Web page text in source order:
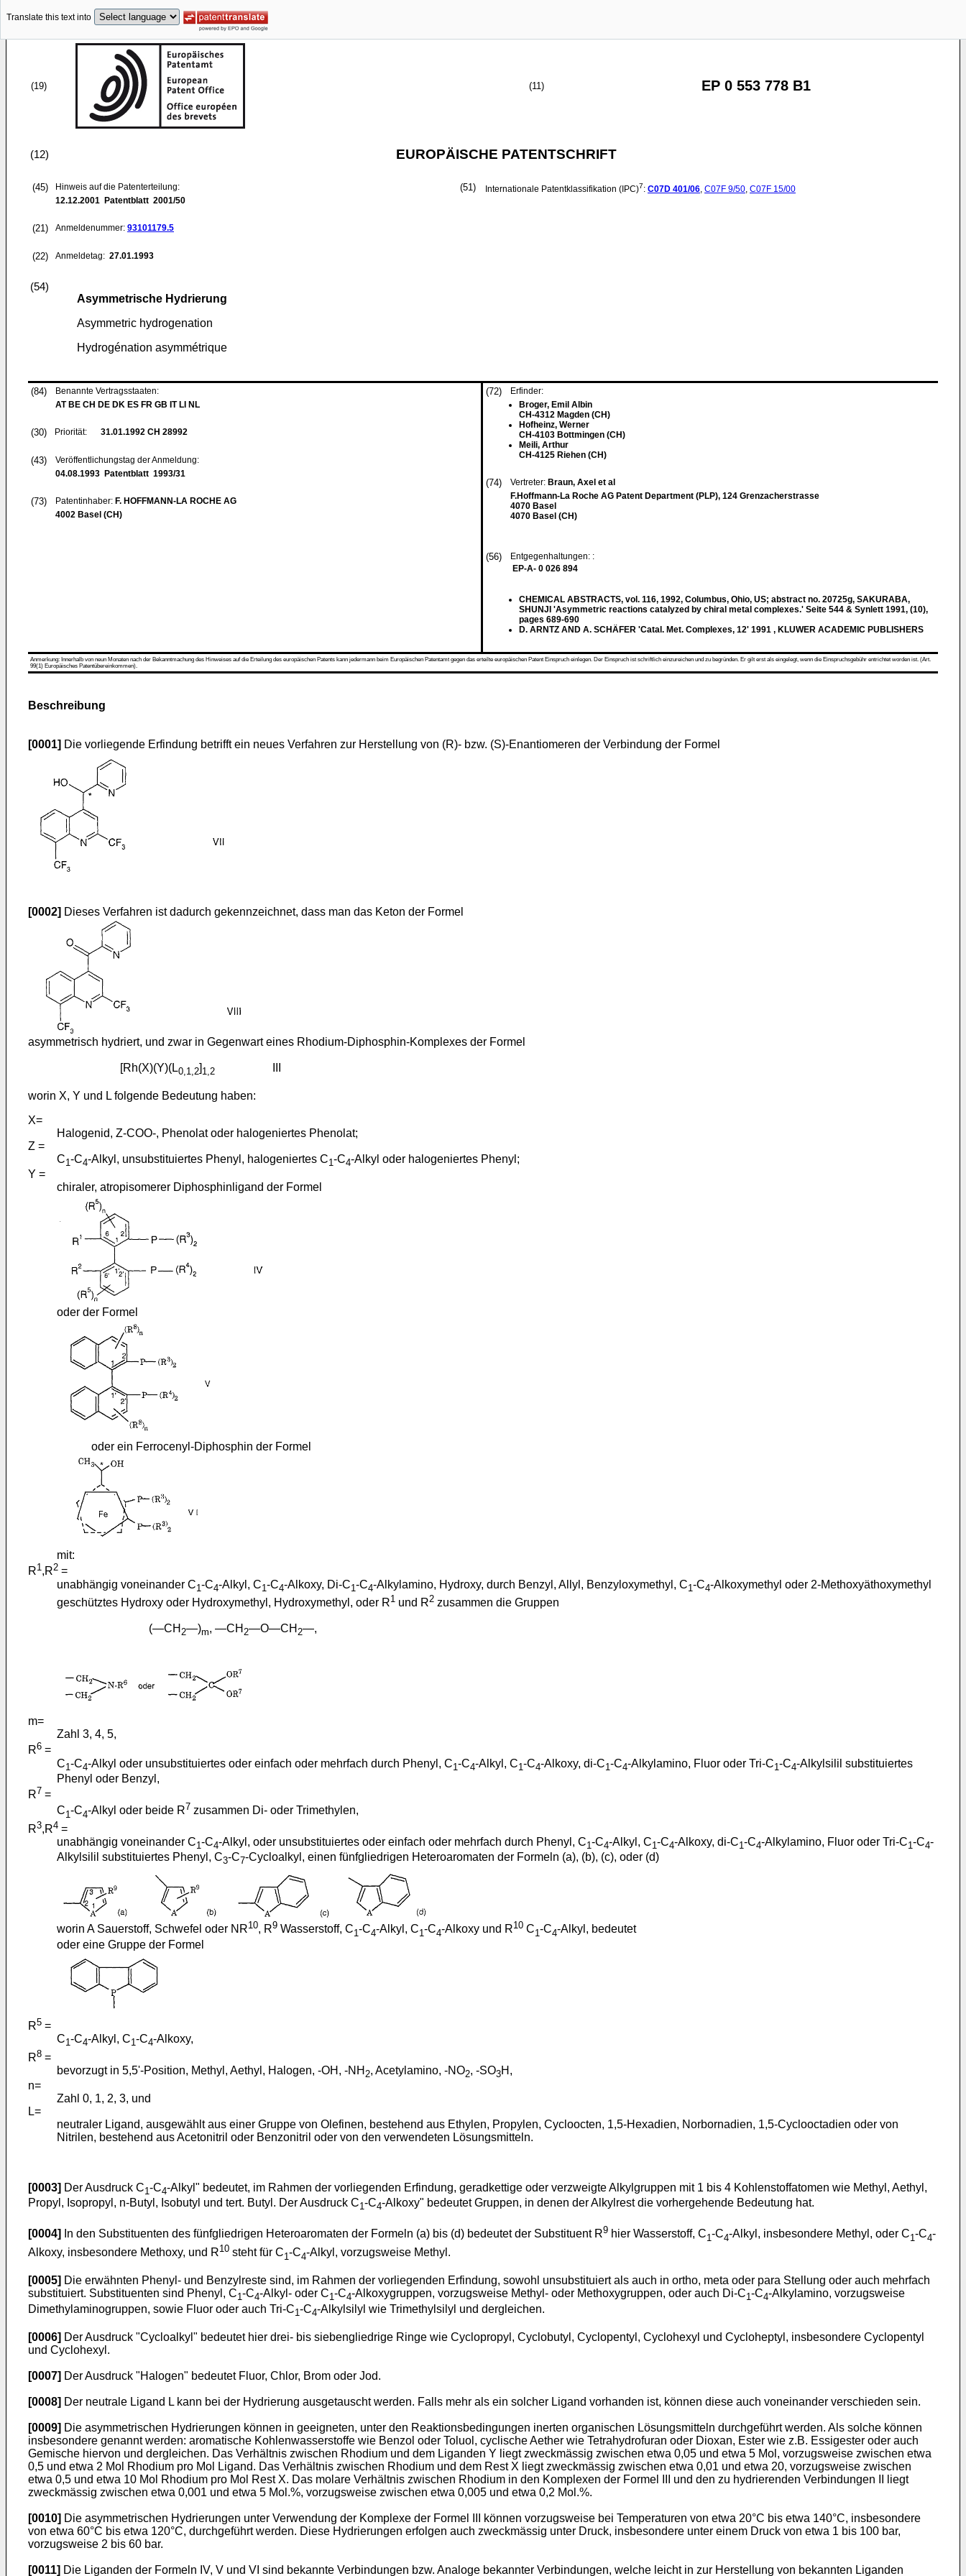
Translate this text into
(19) (11) EP 0 553 778 B1
(12) EUROPÄISCHE PATENTSCHRIFT
(45)
Hinweis auf die Patenterteilung:
12.12.2001 Patentblatt 2001/50
(21) Anmeldenummer: 93101179.5
(22) Anmeldetag: 27.01.1993
(51) Internationale Patentklassifikation (IPC)7: C07D 401/06, C07F 9/50, C07F 15/00
(54)
Asymmetrische Hydrierung
Asymmetric hydrogenation
Hydrogénation asymmétrique
(84)
Benannte Vertragsstaaten:
AT BE CH DE DK ES FR GB IT LI NL
(30) Priorität: 31.01.1992 CH 28992
(43)
Veröffentlichungstag der Anmeldung:
04.08.1993 Patentblatt 1993/31
(73) Patentinhaber: F. HOFFMANN-LA ROCHE AG
4002 Basel (CH)
(72)
Erfinder:
Broger, Emil Albin
CH-4312 Magden (CH)
Hofheinz, Werner
CH-4103 Bottmingen (CH)
Meili, Arthur
CH-4125 Riehen (CH)
(74) Vertreter: Braun, Axel et al
F.Hoffmann-La Roche AG Patent Department (PLP), 124 Grenzacherstrasse
4070 Basel
4070 Basel (CH)
(56)
Entgegenhaltungen: :
EP-A- 0 026 894
CHEMICAL ABSTRACTS, vol. 116, 1992, Columbus, Ohio, US; abstract no. 20725g, SAKURABA,
SHUNJI 'Asymmetric reactions catalyzed by chiral metal complexes.' Seite 544 & Synlett 1991, (10),
pages 689-690
D. ARNTZ AND A. SCHÄFER 'Catal. Met. Complexes, 12' 1991 , KLUWER ACADEMIC PUBLISHERS
Anmerkung: Innerhalb von neun Monaten nach der Bekanntmachung des Hinweises auf die Erteilung des europäischen Patents kann jedermann beim Europäischen Patentamt gegen das erteilte europäischen Patent Einspruch einlegen. Der Einspruch ist schriftlich einzureichen und zu begründen. Er gilt erst als eingelegt, wenn die Einspruchsgebühr entrichtet worden ist. (Art.
99(1) Europäisches Patentübereinkommen).
Beschreibung
[0001] Die vorliegende Erfindung betrifft ein neues Verfahren zur Herstellung von (R)- bzw. (S)-Enantiomeren der Verbindung der Formel
[0002] Dieses Verfahren ist dadurch gekennzeichnet, dass man das Keton der Formel
asymmetrisch hydriert, und zwar in Gegenwart eines Rhodium-Diphosphin-Komplexes der Formel
[Rh(X)(Y)(L0,1,2] 1,2
worin X, Y und L folgende Bedeutung haben:
X=
Halogenid, Z-COO-, Phenolat oder halogeniertes Phenolat;
Z =
C1-C4-Alkyl, unsubstituiertes Phenyl, halogeniertes C1-C4-Alkyl oder halogeniertes Phenyl;
Y =
chiraler, atropisomerer Diphosphinligand der Formel
oder der Formel
oder ein Ferrocenyl-Diphosphin der Formel
mit:
R1,R2 =
unabhängig voneinander C1 -C4-Alkyl, C1 -C4-Alkoxy, Di-C1 -C4-Alkylamino, Hydroxy, durch Benzyl, Allyl, Benzyloxymethyl, C1 -C4-Alkoxymethyl oder 2-Methoxyäthoxymethyl
geschütztes Hydroxy oder Hydroxymethyl, Hydroxymethyl, oder R1 und R2 zusammen die Gruppen
(―CH 2―)m, ―CH 2―O―CH 2―,
m=
Zahl 3, 4, 5,
R6 =
C1 -C4-Alkyl oder unsubstituiertes oder einfach oder mehrfach durch Phenyl, C1 -C4-Alkyl, C1 -C4-Alkoxy, di-C1 -C4-Alkylamino, Fluor oder Tri-C1 -C4-Alkylsilil substituiertes
Phenyl oder Benzyl,
R7 =
C1 -C4-Alkyl oder beide R7 zusammen Di- oder Trimethylen,
R3,R4 =
unabhängig voneinander C1-C4-Alkyl, oder unsubstituiertes oder einfach oder mehrfach durch Phenyl, C1-C4-Alkyl, C1-C4-Alkoxy, di-C1-C4-Alkylamino, Fluor oder Tri-C1-C4-
Alkylsilil substituiertes Phenyl, C3-C7-Cycloalkyl, einen fünfgliedrigen Heteroaromaten der Formeln (a), (b), (c), oder (d)
worin A Sauerstoff, Schwefel oder NR10, R9 Wasserstoff, C1 -C4-Alkyl, C1 -C4-Alkoxy und R10 C1 -C4-Alkyl, bedeutet
oder eine Gruppe der Formel
R5 =
C1-C4-Alkyl, C1-C4-Alkoxy,
R8 =
bevorzugt in 5,5'-Position, Methyl, Aethyl, Halogen, -OH, -NH 2, Acetylamino, -NO2, -SO3H,
n=
Zahl 0, 1, 2, 3, und
L=
neutraler Ligand, ausgewählt aus einer Gruppe von Olefinen, bestehend aus Ethylen, Propylen, Cycloocten, 1,5-Hexadien, Norbornadien, 1,5-Cyclooctadien oder von
Nitrilen, bestehend aus Acetonitril oder Benzonitril oder von den verwendeten Lösungsmitteln.
[0003] Der Ausdruck C1-C4-Alkyl" bedeutet, im Rahmen der vorliegenden Erfindung, geradkettige oder verzweigte Alkylgruppen mit 1 bis 4 Kohlenstoffatomen wie Methyl, Aethyl,
Propyl, Isopropyl, n-Butyl, Isobutyl und tert. Butyl. Der Ausdruck C1-C4-Alkoxy" bedeutet Gruppen, in denen der Alkylrest die vorhergehende Bedeutung hat.
[0004] In den Substituenten des fünfgliedrigen Heteroaromaten der Formeln (a) bis (d) bedeutet der Substituent R9 hier Wasserstoff, C1 -C4-Alkyl, insbesondere Methyl, oder C1 -C4-
Alkoxy, insbesondere Methoxy, und R10 steht für C1-C4-Alkyl, vorzugsweise Methyl.
[0005] Die erwähnten Phenyl- und Benzylreste sind, im Rahmen der vorliegenden Erfindung, sowohl unsubstituiert als auch in ortho, meta oder para Stellung oder auch mehrfach
substituiert. Substituenten sind Phenyl, C1-C4-Alkyl- oder C1-C4-Alkoxygruppen, vorzugsweise Methyl- oder Methoxygruppen, oder auch Di-C1-C4-Alkylamino, vorzugsweise
Dimethylaminogruppen, sowie Fluor oder auch Tri-C1 -C4-Alkylsilyl wie Trimethylsilyl und dergleichen.
[0006] Der Ausdruck "Cycloalkyl" bedeutet hier drei- bis siebengliedrige Ringe wie Cyclopropyl, Cyclobutyl, Cyclopentyl, Cyclohexyl und Cycloheptyl, insbesondere Cyclopentyl
und Cyclohexyl.
[0007] Der Ausdruck "Halogen" bedeutet Fluor, Chlor, Brom oder Jod.
[0008] Der neutrale Ligand L kann bei der Hydrierung ausgetauscht werden. Falls mehr als ein solcher Ligand vorhanden ist, können diese auch voneinander verschieden sein.
[0009] Die asymmetrischen Hydrierungen können in geeigneten, unter den Reaktionsbedingungen inerten organischen Lösungsmitteln durchgeführt werden. Als solche können
insbesondere genannt werden: aromatische Kohlenwasserstoffe wie Benzol oder Toluol, cyclische Aether wie Tetrahydrofuran oder Dioxan, Ester wie z.B. Essigester oder auch
Gemische hiervon und dergleichen. Das Verhältnis zwischen Rhodium und dem Liganden Y liegt zweckmässig zwischen etwa 0,05 und etwa 5 Mol, vorzugsweise zwischen etwa
0,5 und etwa 2 Mol Rhodium pro Mol Ligand. Das Verhältnis zwischen Rhodium und dem Rest X liegt zweckmässig zwischen etwa 0,01 und etwa 20, vorzugsweise zwischen
etwa 0,5 und etwa 10 Mol Rhodium pro Mol Rest X. Das molare Verhältnis zwischen Rhodium in den Komplexen der Formel III und den zu hydrierenden Verbindungen II liegt
zweckmässig zwischen etwa 0,001 und etwa 5 Mol.%, vorzugsweise zwischen etwa 0,005 und etwa 0,2 Mol.%.
[0010] Die asymmetrischen Hydrierungen unter Verwendung der Komplexe der Formel III können vorzugsweise bei Temperaturen von etwa 20°C bis etwa 140°C, insbesondere
von etwa 60°C bis etwa 120°C, durchgeführt werden. Diese Hydrierungen erfolgen auch zweckmässig unter Druck, insbesondere unter einem Druck von etwa 1 bis 100 bar,
vorzugsweise 2 bis 60 bar.
[0011] Die Liganden der Formeln IV, V und VI sind bekannte Verbindungen bzw. Analoge bekannter Verbindungen, welche leicht in zur Herstellung von bekannten Liganden